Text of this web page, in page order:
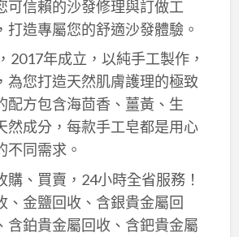
可信賴的沙發修理與訂做工
打造專屬您的舒適沙發體驗。
，2017年成立，以純手工製作，
為您打造天然肌膚護理的極致
配方包含海茴香、薑黃、生
然成分，每款手工皂都是用心
不同需求。
購、買賣，24小時全省服務！
、金鹽回收、含銀貴金屬回
含鉑貴金屬回收、含鈀貴金屬